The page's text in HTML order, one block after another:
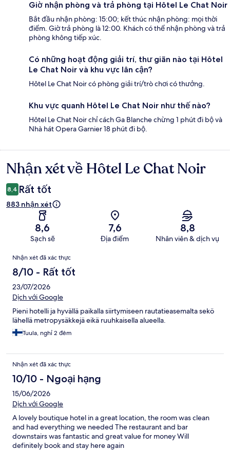
Giờ nhận phòng và trả phòng tại Hôtel Le Chat Noir
Bắt đầu nhận phòng: 15:00; kết thúc nhận phòng: mọi thời
điểm. Giờ trả phòng là 12:00. Khách có thể nhận phòng và trả
phòng không tiếp xúc.
Có những hoạt động giải trí, thư giãn nào tại Hôtel
Le Chat Noir và khu vực lân cận?
Hôtel Le Chat Noir có phòng giải trí/trò chơi có thưởng.
Khu vực quanh Hôtel Le Chat Noir như thế nào?
Hôtel Le Chat Noir chỉ cách Ga Blanche chừng 1 phút đi bộ và
Nhà hát Opera Garnier 18 phút đi bộ.
Nhận
xét
Nhận xét về Hôtel Le Chat Noir
8,4 Rất tốt
883 nhận xét
8,6
Sạch sẽ
7,6
Địa điểm
8,8
Nhân viên & dịch vụ
Nhận
xét
Nhận xét đã xác thực
8/10 - Rất tốt
23/07/2026
Dịch với Google
Pieni hotelli ja hyvällä paikalla siirtymiseen rautatieasemalta sekö
lähellä metropysäkkejä eikä ruuhkaisella alueella.
Tuula, nghỉ 2 đêm
Nhận xét đã xác thực
10/10 - Ngoại hạng
15/06/2026
Dịch với Google
A lovely boutique hotel in a great location, the room was clean
and had everything we needed The restaurant and bar
downstairs was fantastic and great value for money Will
definitely book and stay here again